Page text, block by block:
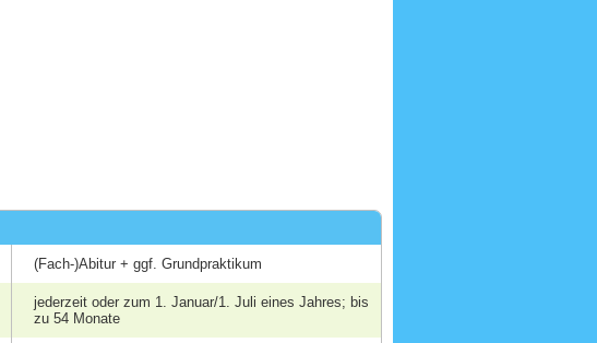
(Fach-)Abitur + ggf. Grundpraktikum
jederzeit oder zum 1. Januar/1. Juli eines Jahres; bis
zu 54 Monate